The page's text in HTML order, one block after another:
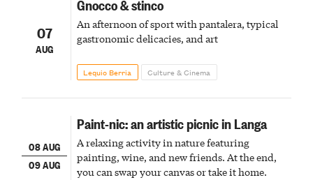
07
AUG
Gnocco & stinco
An afternoon of sport with pantalera, typical
gastronomic delicacies, and art
Lequio Berria Culture & Cinema
08 AUG
09 AUG
Paint-nic: an artistic picnic in Langa
A relaxing activity in nature featuring
painting, wine, and new friends. At the end,
you can swap your canvas or take it home.